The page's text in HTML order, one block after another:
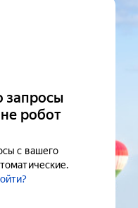
запросы
робот
с вашего